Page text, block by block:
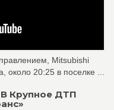
Mitsubishi
около 20:25 в поселке ...
Крупное ДТП